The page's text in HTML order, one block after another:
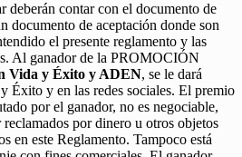
deberán contar con el documento de
documento de aceptación donde son
el presente reglamento y las
Al ganador de la PROMOCIÓN
Vida y Éxito y ADEN, se le dará
Éxito y en las redes sociales. El premio
por el ganador, no es negociable,
por dinero u otros objetos
en este Reglamento. Tampoco está